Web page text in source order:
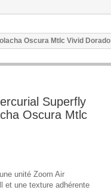
Oscura Mtlc Vivid Dorado
Superfly
Oscura Mtlc
unité Zoom Air
et une texture adhérente